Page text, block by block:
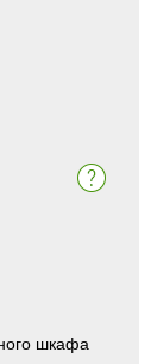
шкафа